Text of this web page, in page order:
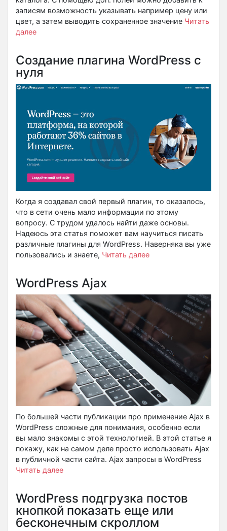
записям возможность указывать например цену или
цвет, а затем выводить сохраненное значение Читать
далее
Создание плагина WordPress с
нуля
Когда я создавал свой первый плагин, то оказалось,
что в сети очень мало информации по этому
вопросу. С трудом удалось найти даже основы.
Надеюсь эта статья поможет вам научиться писать
различные плагины для WordPress. Наверняка вы уже
пользовались и знаете, Читать далее
WordPress Ajax
По большей части публикации про применение Ajax в
WordPress сложные для понимания, особенно если
вы мало знакомы с этой технологией. В этой статье я
покажу, как на самом деле просто использовать Ajax
в публичной части сайта. Ajax запросы в WordPress
Читать далее
WordPress подгрузка постов
кнопкой показать еще или
бесконечным скроллом